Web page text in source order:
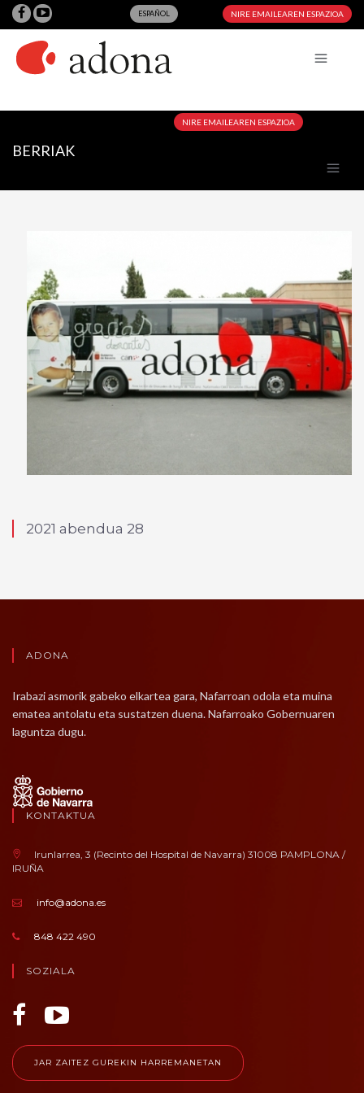
ESPAÑOL NIRE EMAILEAREN ESPAZIOA
NIRE EMAILEAREN ESPAZIOA
BERRIAK
2021 abendua 28
ADONA
Irabazi asmorik gabeko elkartea gara, Nafarroan odola eta muina
ematea antolatu eta sustatzen duena. Nafarroako Gobernuaren
laguntza dugu.
KONTAKTUA
Irunlarrea, 3 (Recinto del Hospital de Navarra) 31008 PAMPLONA /
IRUÑA
info@adona.es
848 422 490
SOZIALA
JAR ZAITEZ GUREKIN HARREMANETAN